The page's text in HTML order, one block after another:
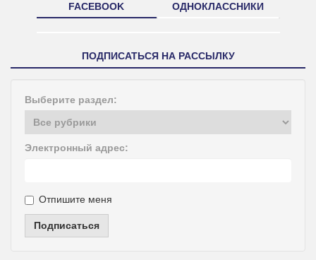
FACEBOOK ОДНОКЛАССНИКИ
ПОДПИСАТЬСЯ НА РАССЫЛКУ
Выберите раздел:
Электронный адрес:
Отпишите меня
Подписаться